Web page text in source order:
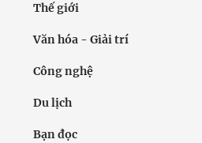
Thế giới
Văn hóa - Giải trí
Công nghệ
Du lịch
Bạn đọc